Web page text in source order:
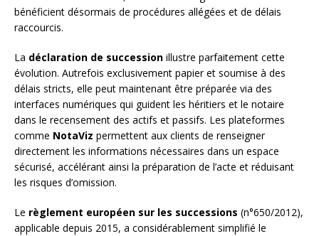
bénéficient désormais de procédures allégées et de délais
raccourcis.
La déclaration de succession illustre parfaitement cette
évolution. Autrefois exclusivement papier et soumise à des
délais stricts, elle peut maintenant être préparée via des
interfaces numériques qui guident les héritiers et le notaire
dans le recensement des actifs et passifs. Les plateformes
comme NotaViz permettent aux clients de renseigner
directement les informations nécessaires dans un espace
sécurisé, accélérant ainsi la préparation de l’acte et réduisant
les risques d’omission.
Le règlement européen sur les successions (n°650/2012),
applicable depuis 2015, a considérablement simplifié le